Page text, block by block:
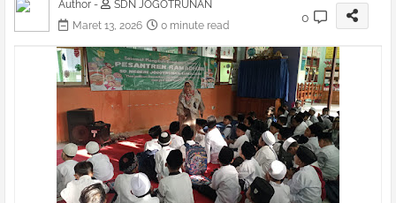
Author -
SDN JOGOTRUNAN
Maret 13, 2026
0 minute read
0